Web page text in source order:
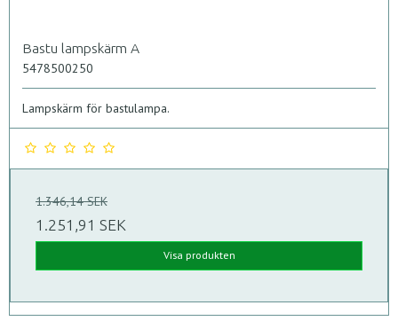
Bastu lampskärm A
5478500250
Lampskärm för bastulampa.
1.346,14 SEK
1.251,91 SEK
Visa produkten